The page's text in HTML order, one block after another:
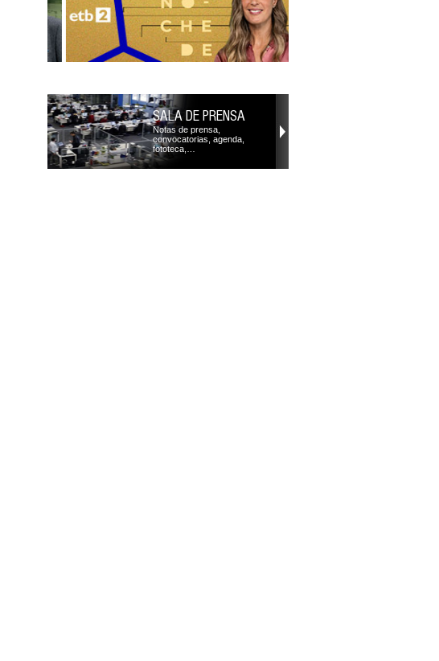
SALA DE PRENSA
Notas de prensa,
convocatorias, agenda,
fototeca,…